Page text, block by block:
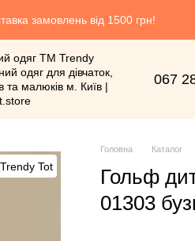
замовлень від 1500 грн!
067
Головна Каталог
Гольф
01303